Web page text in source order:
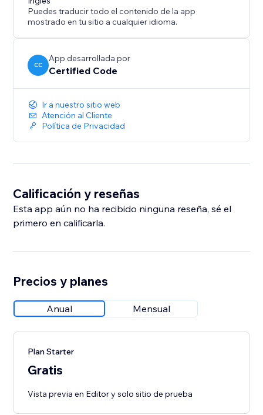
Puedes traducir todo el contenido de la app
mostrado en tu sitio a cualquier idioma.
CC
App desarrollada por
Certified Code
Ir a nuestro sitio web
Atención al Cliente
Política de Privacidad
Calificación y reseñas
Esta app aún no ha recibido ninguna reseña, sé el
primero en calificarla.
Precios y planes
Anual Mensual
Plan Starter
Gratis
Vista previa en Editor y solo sitio de prueba